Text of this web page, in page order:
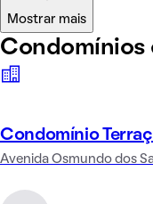
Mostrar mais
Condomínios
Condomínio
Avenida Osmundo dos